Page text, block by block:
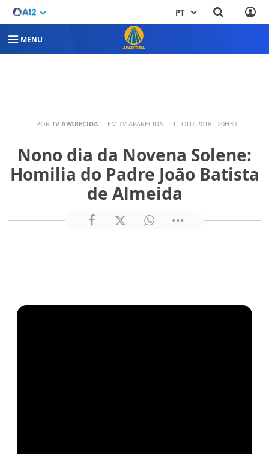
PT
MENU
POR TV APARECIDA EM TV APARECIDA 11 OUT 2018 - 20H30
Nono dia da Novena Solene:
Homilia do Padre João Batista
de Almeida